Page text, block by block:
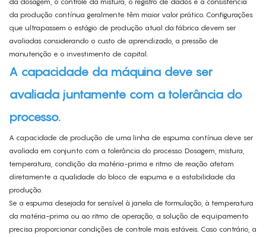
da produção contínua geralmente têm maior valor prático. Configurações
que ultrapassem o estágio de produção atual da fábrica devem ser
avaliadas considerando o custo de aprendizado, a pressão de
manutenção e o investimento de capital.
A capacidade da máquina deve ser
avaliada juntamente com a tolerância do
processo.
A capacidade de produção de uma linha de espuma contínua deve ser
avaliada em conjunto com a tolerância do processo. Dosagem, mistura,
temperatura, condição da matéria-prima e ritmo de reação afetam
diretamente a qualidade do bloco de espuma e a estabilidade da
produção.
Se a espuma desejada for sensível à janela de formulação, à temperatura
da matéria-prima ou ao ritmo de operação, a solução de equipamento
precisa proporcionar condições de controle mais estáveis. Caso contrário, a